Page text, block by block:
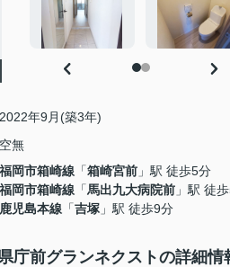
2022年9月(築3年)
空無
福岡市箱崎線 「箱崎宮前 」駅 徒歩5分
福岡市箱崎線 「馬出九大病院前 」駅 徒
鹿児島本線 「吉塚 」駅 徒歩9分
庁前グランネクストの詳細情